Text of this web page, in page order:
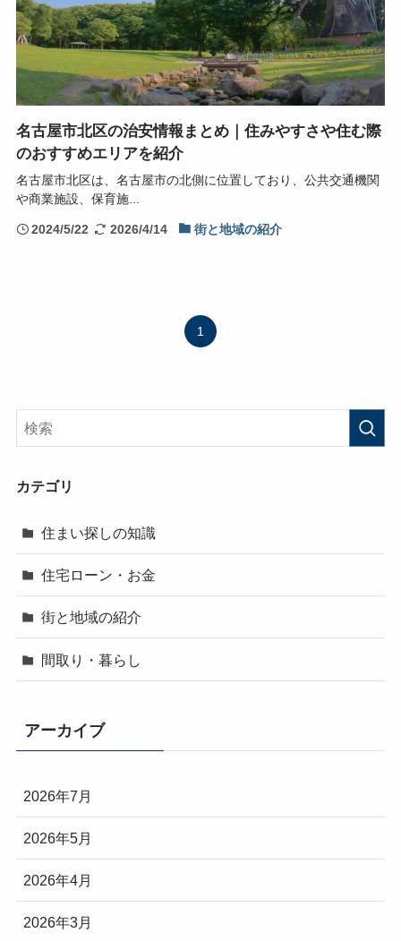
名古屋市北区の治安情報まとめ｜住みやすさや住む際
のおすすめエリアを紹介
名古屋市北区は、名古屋市の北側に位置しており、公共交通機関
や商業施設、保育施...
2024/5/22 2026/4/14 街と地域の紹介
1
カテゴリ
住まい探しの知識
住宅ローン・お金
街と地域の紹介
間取り・暮らし
アーカイブ
2026年7月
2026年5月
2026年4月
2026年3月